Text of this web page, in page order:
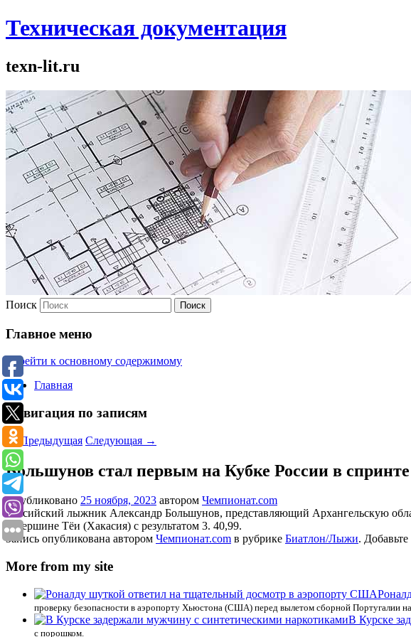
Техническая документация
texn-lit.ru
Поиск
Главное меню
Перейти к основному содержимому
Главная
Навигация по записям
←Предыдущая Следующая →
Большунов стал первым на Кубке России в
Опубликовано 25 ноября, 2023 автором Чемпионат.com
Российский лыжник Александр Большунов, представляющий Архангельскую
в Вершине Тёи (Хакасия) с результатом 3. 40,99.
Запись опубликована автором Чемпионат.com в рубрике Биатлон/Лыжи. Добавьте
More from my site
проверку безопасности в аэропорту Хьюстона (США) перед вылетом сборной Португалии
В Курске
с порошком.